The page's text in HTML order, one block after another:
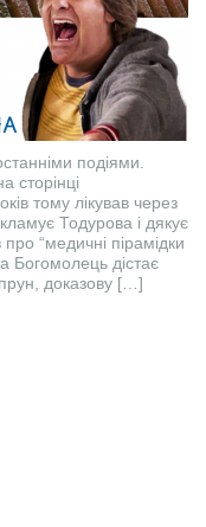
подіями.
сторінці
тому лікував через
Тодурова і дякує
“медичні пірамідки
Богомолець дістає
доказову […]